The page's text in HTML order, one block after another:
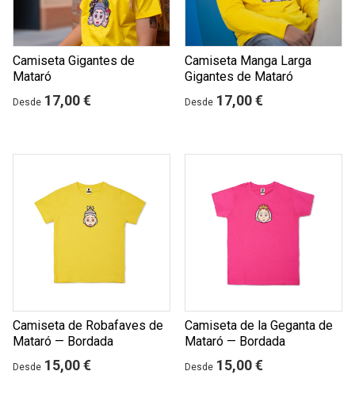
Camiseta Gigantes de
Mataró
Desde 17,00 €
Camiseta Manga Larga
Gigantes de Mataró
Desde 17,00 €
Camiseta de Robafaves de
Mataró — Bordada
Desde 15,00 €
Camiseta de la Geganta de
Mataró — Bordada
Desde 15,00 €